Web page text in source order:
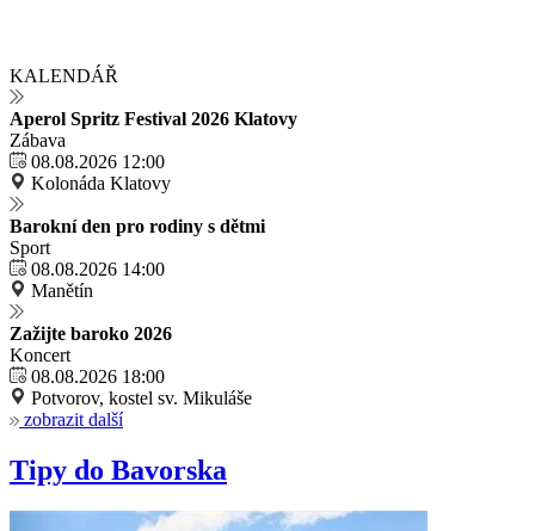
KALENDÁŘ
Aperol Spritz Festival 2026 Klatovy
Zábava
08.08.2026 12:00
Kolonáda Klatovy
Barokní den pro rodiny s dětmi
Sport
08.08.2026 14:00
Manětín
Zažijte baroko 2026
Koncert
08.08.2026 18:00
Potvorov, kostel sv. Mikuláše
zobrazit další
Tipy do Bavorska